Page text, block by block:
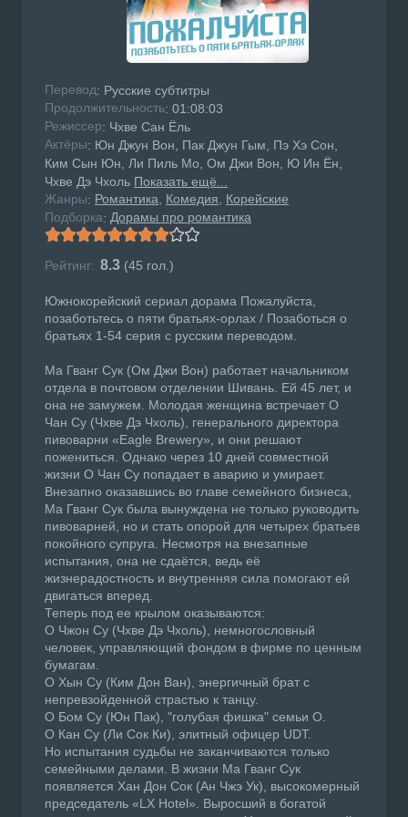
Перевод: Русские субтитры
Продолжительность: 01:08:03
Режисcер: Чхве Сан Ёль
Актёры: Юн Джун Вон, Пак Джун Гым, Пэ Хэ Сон,
Ким Сын Юн, Ли Пиль Мо, Ом Джи Вон, Ю Ин Ён,
Чхве Дэ Чхоль Показать ещё...
Жанры: Романтика Комедия
Корейские
Подборка: Дорамы про романтика
Рейтинг: 8.3 (45 гол.)
Южнокорейский сериал дорама Пожалуйста,
позаботьтесь о пяти братьях-орлах / Позаботься о
братьях 1-54 серия с русским переводом.
Ма Гванг Сук (Ом Джи Вон) работает начальником
отдела в почтовом отделении Шивань. Ей 45 лет, и
она не замужем. Молодая женщина встречает О
Чан Су (Чхве Дэ Чхоль), генерального директора
пивоварни «Eagle Brewery», и они решают
пожениться. Однако через 10 дней совместной
жизни О Чан Су попадает в аварию и умирает.
Внезапно оказавшись во главе семейного бизнеса,
Ма Гванг Сук была вынуждена не только руководить
пивоварней, но и стать опорой для четырех братьев
покойного супруга. Несмотря на внезапные
испытания, она не сдаётся, ведь её
жизнерадостность и внутренняя сила помогают ей
двигаться вперед.
Теперь под ее крылом оказываются:
О Чжон Су (Чхве Дэ Чхоль), немногословный
человек, управляющий фондом в фирме по ценным
бумагам.
О Хын Су (Ким Дон Ван), энергичный брат с
непревзойденной страстью к танцу.
О Бом Су (Юн Пак), "голубая фишка" семьи О.
О Кан Су (Ли Сок Ки), элитный офицер UDT.
Но испытания судьбы не заканчиваются только
семейными делами. В жизни Ма Гванг Сук
появляется Хан Дон Сок (Ан Чжэ Ук), высокомерный
председатель «LX Hotel». Выросший в богатой